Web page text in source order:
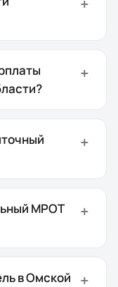
МРОТ
в Омской